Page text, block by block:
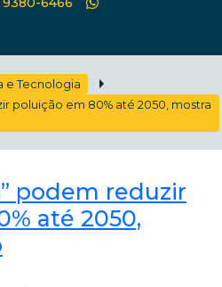
e Tecnologia
poluição em 80% até 2050, mostra
podem reduzir
até 2050,